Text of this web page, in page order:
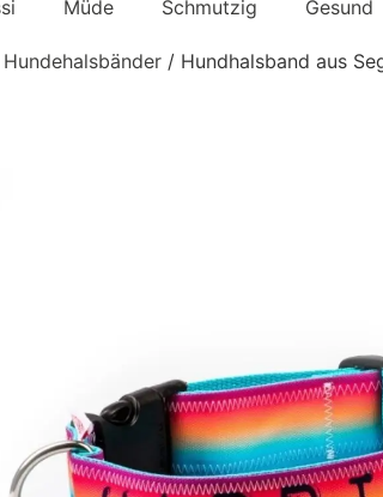
Müde Schmutzig Gesund
Hundehalsbänder / Hundhalsband aus